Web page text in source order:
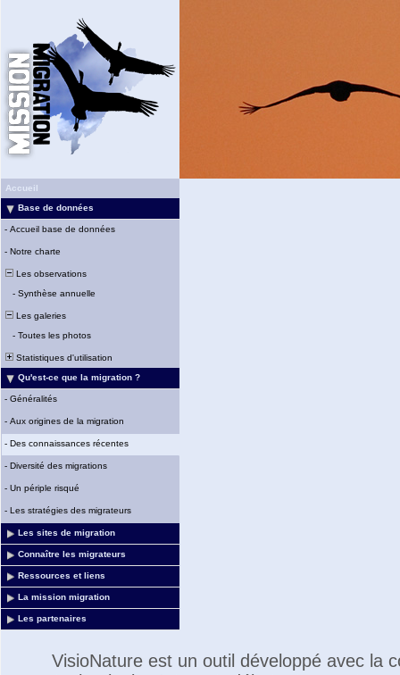
Accueil
Base de données
- Accueil base de données
- Notre charte
Les observations
- Synthèse annuelle
Les galeries
- Toutes les photos
Statistiques d'utilisation
Qu'est-ce que la migration ?
- Généralités
- Aux origines de la migration
- Des connaissances récentes
- Diversité des migrations
- Un périple risqué
- Les stratégies des migrateurs
Les sites de migration
Connaître les migrateurs
Ressources et liens
La mission migration
Les partenaires
VisioNature est un outil développé avec la